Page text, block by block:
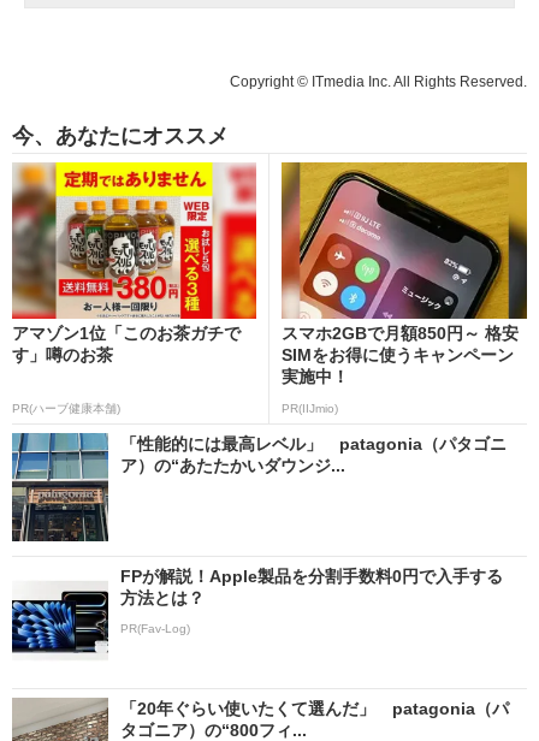
Copyright © ITmedia Inc. All Rights Reserved.
今、あなたにオススメ
アマゾン1位「このお茶ガチで
す」噂のお茶
PR(ハーブ健康本舗)
スマホ2GBで月額850円～ 格安
SIMをお得に使うキャンペーン
実施中！
PR(IIJmio)
「性能的には最高レベル」 patagonia（パタゴニ
ア）の“あたたかいダウンジ...
FPが解説！Apple製品を分割手数料0円で入手する
方法とは？
PR(Fav-Log)
「20年ぐらい使いたくて選んだ」 patagonia（パ
タゴニア）の“800フィ...